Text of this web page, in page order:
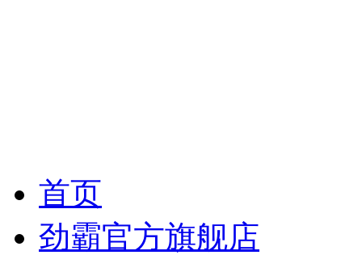
首页
劲霸官方旗舰店